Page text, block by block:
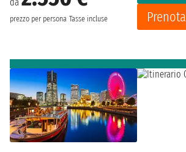
da
prezzo per persona Tasse incluse
Prenota